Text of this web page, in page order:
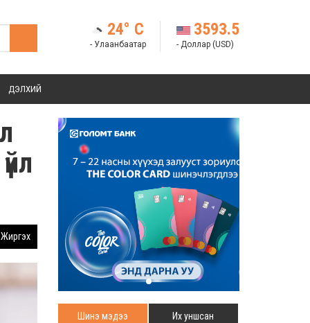
24° C
- Улаанбаатар
3593.5
- Доллар (USD)
ДЭЛХИЙ
Жиргэх
Шинэ мэдээ Их уншсан